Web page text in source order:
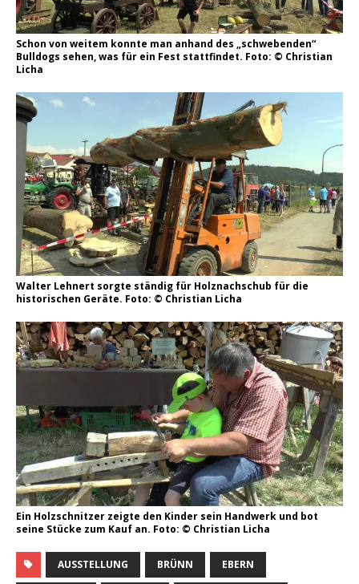
Schon von weitem konnte man anhand des „schwebenden“
Bulldogs sehen, was für ein Fest stattfindet. Foto: © Christian
Licha
Walter Lehnert sorgte ständig für Holznachschub für die
historischen Geräte. Foto: © Christian Licha
Ein Holzschnitzer zeigte den Kinder sein Handwerk und bot
seine Stücke zum Kauf an. Foto: © Christian Licha
AUSSTELLUNG BRÜNN EBERN